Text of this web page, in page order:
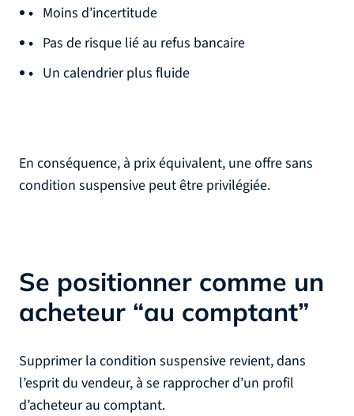
Moins d’incertitude
Pas de risque lié au refus bancaire
Un calendrier plus fluide
En conséquence, à prix équivalent, une offre sans
condition suspensive peut être privilégiée.
Se positionner comme un
acheteur “au comptant”
Supprimer la condition suspensive revient, dans
l’esprit du vendeur, à se rapprocher d’un profil
d’acheteur au comptant.